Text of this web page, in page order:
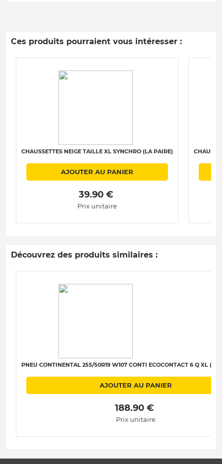
Ces produits pourraient vous intéresser :
CHAUSSETTES NEIGE TAILLE XL SYNCHRO (LA PAIRE)
AJOUTER AU PANIER
39.90 €
Prix unitaire
Découvrez des produits similaires :
PNEU CONTINENTAL 255/50R19 W107 CONTI ECOCONTACT 6 Q XL
AJOUTER AU PANIER
188.90 €
Prix unitaire